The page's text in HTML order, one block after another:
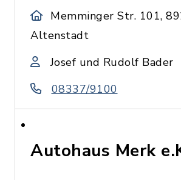
Memminger Str. 101,
Altenstadt
Josef und Rudolf Bader
08337/9100
Autohaus Merk